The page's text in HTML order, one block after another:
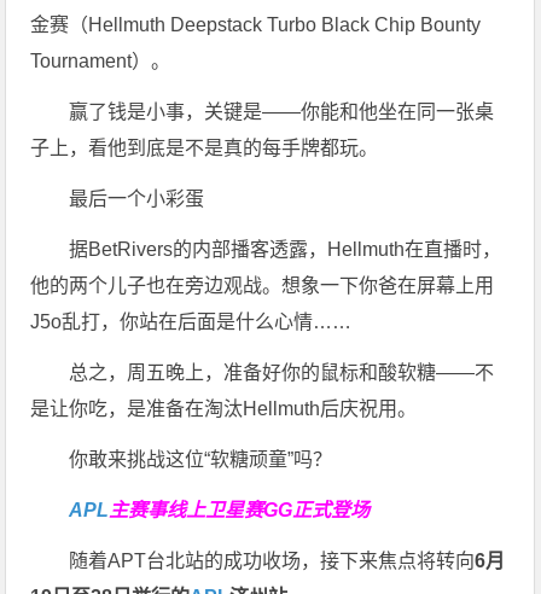
金赛（Hellmuth Deepstack Turbo Black Chip Bounty
Tournament）。
赢了钱是小事，关键是——你能和他坐在同一张桌
子上，看他到底是不是真的每手牌都玩。
最后一个小彩蛋
据BetRivers的内部播客透露，Hellmuth在直播时，
他的两个儿子也在旁边观战。想象一下你爸在屏幕上用
J5o乱打，你站在后面是什么心情……
总之，周五晚上，准备好你的鼠标和酸软糖——不
是让你吃，是准备在淘汰Hellmuth后庆祝用。
你敢来挑战这位“软糖顽童”吗？
APL 主赛事线上卫星赛GG正式登场
随着APT台北站的成功收场，接下来焦点将转向6月